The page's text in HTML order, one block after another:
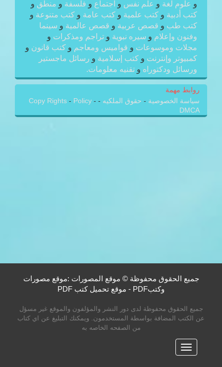
و علوم لغة و علم نفس و اجتماع و فلسفة و منطق و
كتب أدبية و كتب علمية و كتب عامة و كتب متنوعة و
كتب طب و قصص عربية و قصص عالمية و سينما
وفنون وإعلام و سيره نبوية و تراجم ومذكرات و
مجلات وموسوعات و قواميس ومعاجم و كتب قانون و
كمبيوتر وإنترنت و كتب إسلامية و رسائل ماجستير
ورسائل ودكتوراه و تقنيه معلومات.
روابط مهمة
سياسة الخصوصية - حقوق الملكيه -
Copy Rights - Policy -
DMCA
جميع الحقوق محفوظة © موقع المصورات :موقع مصورات
وكتبPDF - موقع تحميل كتب PDF
جميع الحقوق محفوظة لدى دور النشر والمؤلفون والموقع غير مسؤل
عن الكتب المضافة بواسطة المستخدمون. ويمكنك التبليغ عن اي كتاب
من الصفحه الخاصه به
القائمه